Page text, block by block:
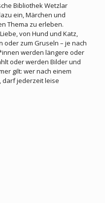
Bibliothek Wetzlar
ein, Märchen und
Thema zu erleben.
von Hund und Katz,
oder zum Gruseln – je nach
werden längere oder
oder werden Bilder und
gilt: wer nach einem
darf jederzeit leise